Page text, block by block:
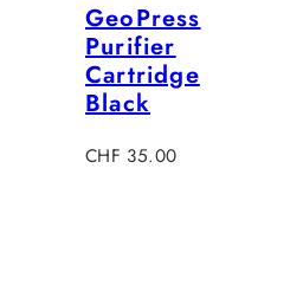
GeoPress
Purifier
Cartridge
Black
Regulärer
CHF 35.00